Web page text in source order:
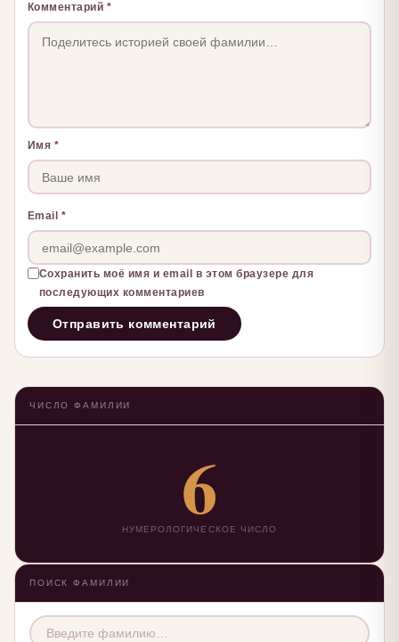
Комментарий *
Имя *
Email *
Сохранить моё имя и email в этом браузере для
последующих комментариев
ЧИСЛО ФАМИЛИИ
6
НУМЕРОЛОГИЧЕСКОЕ ЧИСЛО
ПОИСК ФАМИЛИИ